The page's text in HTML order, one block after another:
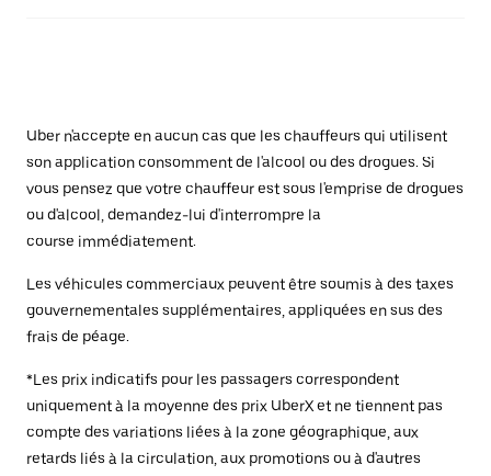
Uber n'accepte en aucun cas que les chauffeurs qui utilisent
son application consomment de l'alcool ou des drogues. Si
vous pensez que votre chauffeur est sous l'emprise de drogues
ou d'alcool, demandez-lui d'interrompre la
course immédiatement.
Les véhicules commerciaux peuvent être soumis à des taxes
gouvernementales supplémentaires, appliquées en sus des
frais de péage.
*Les prix indicatifs pour les passagers correspondent
uniquement à la moyenne des prix UberX et ne tiennent pas
compte des variations liées à la zone géographique, aux
retards liés à la circulation, aux promotions ou à d'autres